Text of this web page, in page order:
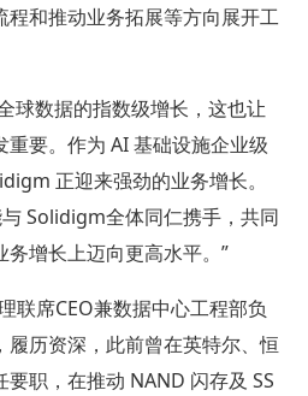
程和推动业务拓展等方向展开工
球数据的指数级增长，这也让
要。作为 AI 基础设施企业级
正迎来强劲的业务增长。
Solidigm全体同仁携手，共同
增长上迈向更高水平。”
联席CEO兼数据中心工程部负
历资深，此前曾在英特尔、恒
职，在推动 NAND 闪存及 SS